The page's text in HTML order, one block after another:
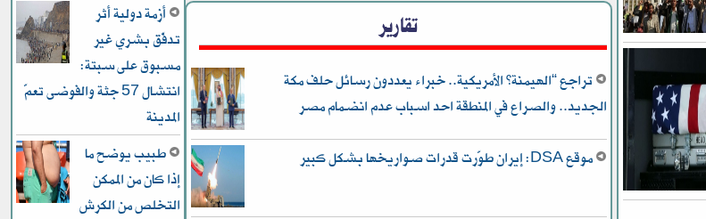
تقارير
تراجع “الهيمنة” الأمريكية.. خبراء يعددون رسائل حلف مكة
الجديد.. والصراع في المنطقة احد اسباب عدم انضمام مصر
موقع DSA: إيران طوّرت قدرات صواريخها بشكل كبير
أزمة دولية أثر
تدفّق بشري غير
مسبوق على سبتة:
انتشال 57 جثة والفوضى تعمّ
المدينة
طبيب يوضح ما
إذا كان من الممكن
التخلص من الكرش